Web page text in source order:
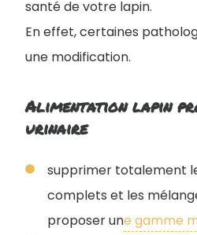
santé de votre lapin.
En effet, certaines
une modification.
Alimentation lapin
urinaire
supprimer totalement
complets et les
proposer une gamme